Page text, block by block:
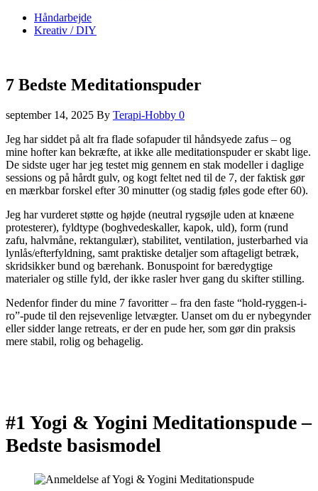
Håndarbejde
Kreativ / DIY
7 Bedste Meditationspuder
september 14, 2025 By Terapi-Hobby 0
Jeg har siddet på alt fra flade sofapuder til håndsyede zafus – og
mine hofter kan bekræfte, at ikke alle meditationspuder er skabt lige.
De sidste uger har jeg testet mig gennem en stak modeller i daglige
sessions og på hårdt gulv, og kogt feltet ned til de 7, der faktisk gør
en mærkbar forskel efter 30 minutter (og stadig føles gode efter 60).
Jeg har vurderet støtte og højde (neutral rygsøjle uden at knæene
protesterer), fyldtype (boghvedeskaller, kapok, uld), form (rund
zafu, halvmåne, rektangulær), stabilitet, ventilation, justerbarhed via
lynlås/efterfyldning, samt praktiske detaljer som aftageligt betræk,
skridsikker bund og bærehank. Bonuspoint for bæredygtige
materialer og stille fyld, der ikke rasler hver gang du skifter stilling.
Nedenfor finder du mine 7 favoritter – fra den faste “hold-ryggen-i-
ro”-pude til den rejsevenlige letvægter. Uanset om du er nybegynder
eller sidder lange retreats, er der en pude her, som gør din praksis
mere stabil, rolig og behagelig.
#1 Yogi & Yogini Meditationspude –
Bedste basismodel